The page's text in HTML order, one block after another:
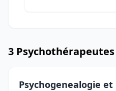
3
Psychogenealogie et